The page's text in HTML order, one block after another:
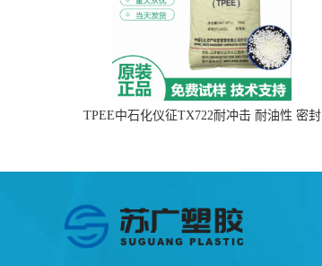
TPEE中石化仪征TX722耐冲击 耐油性 密封